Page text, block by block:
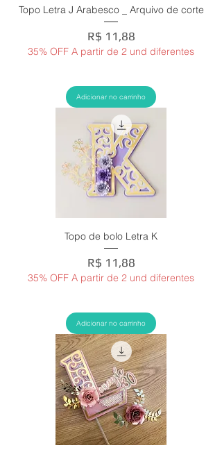
Topo Letra J Arabesco _ Arquivo de corte
Preço
R$ 11,88
35% OFF A partir de 2 und diferentes
Adicionar no carrinho
Topo de bolo Letra K
Preço
R$ 11,88
35% OFF A partir de 2 und diferentes
Adicionar no carrinho